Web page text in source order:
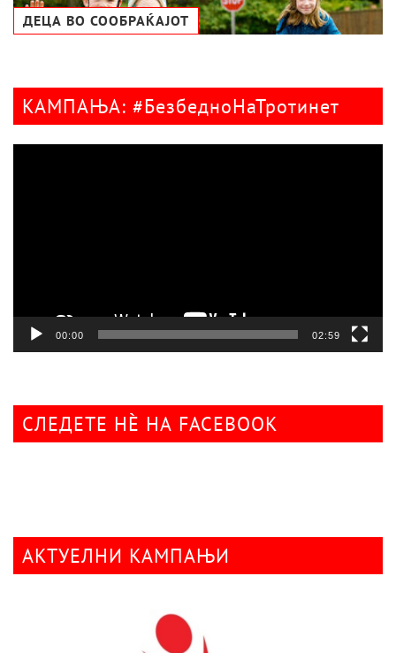
ДЕЦА ВО СООБРАЌАЈОТ
КАМПАЊА: #БезбедноНаТротинет
00:00 02:59
СЛЕДЕТЕ НÈ НА FACEBOOK
АКТУЕЛНИ КАМПАЊИ